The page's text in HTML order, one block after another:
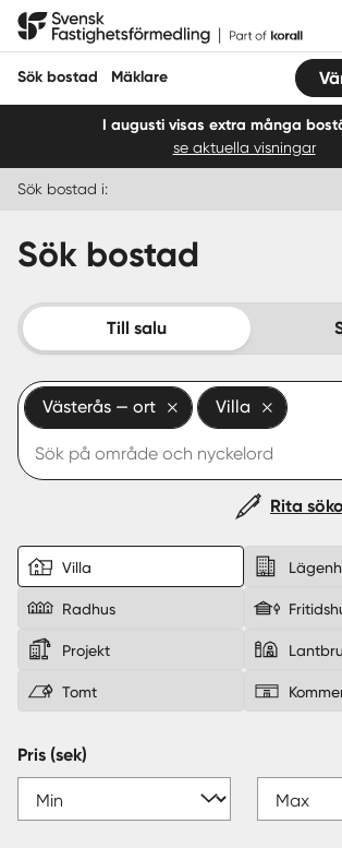
Hoppa
Svensk Fastighetsförmedling
Sök bostad Mäklare
Sälja
Köpa
Start
Logga in
Sverige|Spanien
I augusti visas extra många
se aktuella visningar
Sök bostad i:
Sök bostad
Till salu
Västerås — ort Villa
Rita
Villa
Radhus
Projekt
Tomt
Pris (sek)